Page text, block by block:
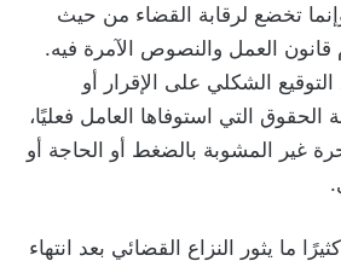
تخضع لرقابة القضاء من حيث
قانون العمل والنصوص الآمرة فيه.
الشكلي على الإقرار أو
الحقوق التي استوفاها العامل فعليًا،
غير المشوبة بالضغط أو الحاجة أو
ما يثور النزاع القضائي بعد انتهاء